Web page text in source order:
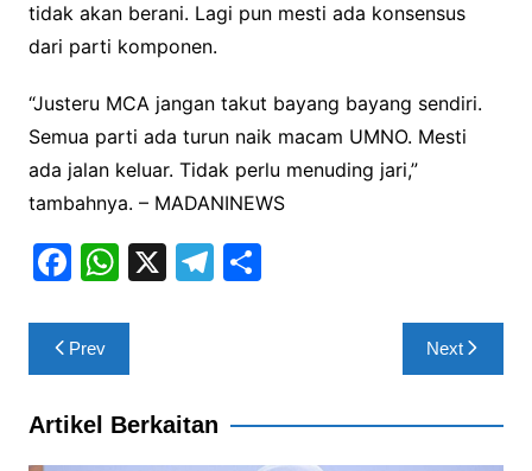
tidak akan berani. Lagi pun mesti ada konsensus
dari parti komponen.
“Justeru MCA jangan takut bayang bayang sendiri.
Semua parti ada turun naik macam UMNO. Mesti
ada jalan keluar. Tidak perlu menuding jari,”
tambahnya. – MADANINEWS
F
c
e
b
W
at
s
A
X T
a
S
Post
navigation
Prev Next
Artikel Berkaitan